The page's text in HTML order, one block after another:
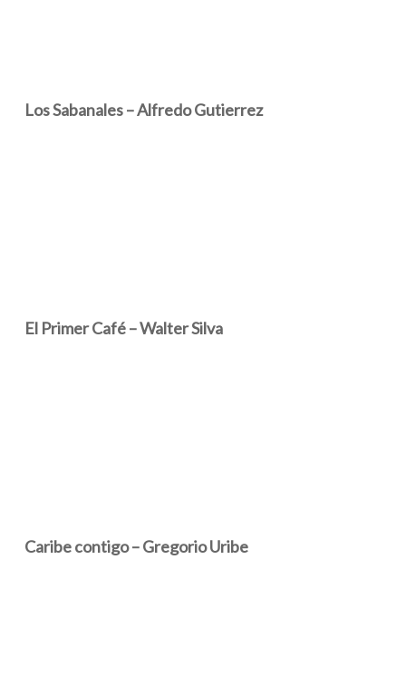
Los Sabanales – Alfredo Gutierrez
El Primer Café – Walter Silva
Caribe contigo – Gregorio Uribe